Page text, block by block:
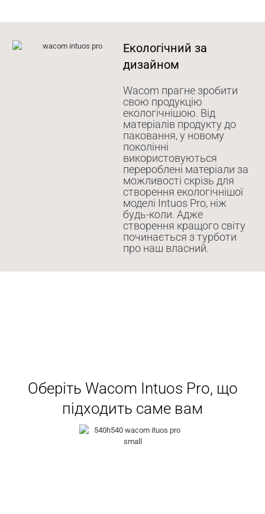
Екологічний за
дизайном
Wacom прагне зробити
свою продукцію
екологічнішою. Від
матеріалів продукту до
паковання, у новому
поколінні
використовуються
перероблені матеріали за
можливості скрізь для
створення екологічнішої
моделі Intuos Pro, ніж
будь-коли. Адже
створення кращого світу
починається з турботи
про наш власний.
Оберіть Wacom Intuos Pro, що
підходить саме вам